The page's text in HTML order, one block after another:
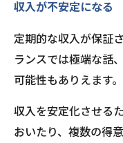
収入が不安定になる
定期的な収入が保証
ランスでは極端な話
可能性もありえます。
収入を安定化させる
おいたり、複数の得